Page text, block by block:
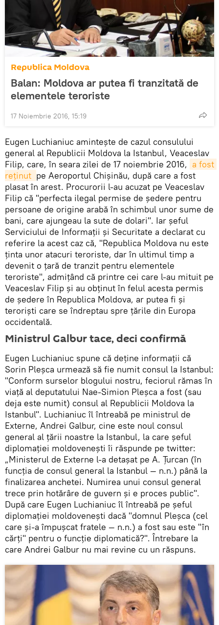
Republica Moldova
Balan: Moldova ar putea fi tranzitată de
elementele teroriste
17 Noiembrie 2016, 15:19
Eugen Luchianiuc amintește de cazul consulului
general al Republicii Moldova la Istanbul, Veaceslav
Filip, care, în seara zilei de 17 noiembrie 2016, a fost
reținut pe Aeroportul Chișinău, după care a fost
plasat în arest. Procurorii l-au acuzat pe Veaceslav
Filip că "perfecta ilegal permise de şedere pentru
persoane de origine arabă în schimbul unor sume de
bani, care ajungeau la sute de dolari". Iar șeful
Serviciului de Informații și Securitate a declarat cu
referire la acest caz că, "Republica Moldova nu este
ținta unor atacuri teroriste, dar în ultimul timp a
devenit o țară de tranzit pentru elementele
teroriste", admițând că printre cei care l-au mituit pe
Veaceslav Filip și au obținut în felul acesta permis
de ședere în Republica Moldova, ar putea fi și
teroriști care se îndreptau spre țările din Europa
occidentală.
Ministrul Galbur tace, deci confirmă
Eugen Luchianiuc spune că deține informații că
Sorin Pleșca urmează să fie numit consul la Istanbul:
"Conform surselor blogului nostru, feciorul rămas în
viață al deputatului Nae-Simion Pleșca a fost (sau
deja este numit) consul al Republicii Moldova la
Istanbul". Luchianiuc îl întreabă pe ministrul de
Externe, Andrei Galbur, cine este noul consul
general al țării noastre la Istanbul, la care șeful
diplomației moldovenești îi răspunde pe twitter:
„Ministerul de Externe l-a detașat pe A. Țurcan (în
funcția de consul general la Istanbul — n.n.) până la
finalizarea anchetei. Numirea unui consul general
trece prin hotărâre de guvern și e proces public".
După care Eugen Luchianiuc îl întreabă pe șeful
diplomației moldovenești dacă "domnul Pleşca (cel
care și-a împușcat fratele — n.n.) a fost sau este "în
cărți" pentru o funcție diplomatică?". Întrebare la
care Andrei Galbur nu mai revine cu un răspuns.